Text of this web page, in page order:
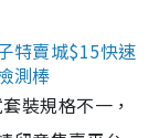
特賣城$15快速
測棒
裝規格不一，